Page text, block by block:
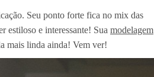
Seu ponto forte fica no mix das
estiloso e interessante! Sua modelagem
mais linda ainda! Vem ver!